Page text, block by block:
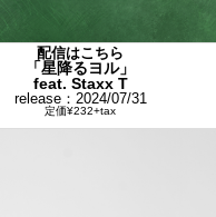
配信はこちら
「星降るヨル」
feat. Staxx T
release：2024/07/31
定価¥232+tax